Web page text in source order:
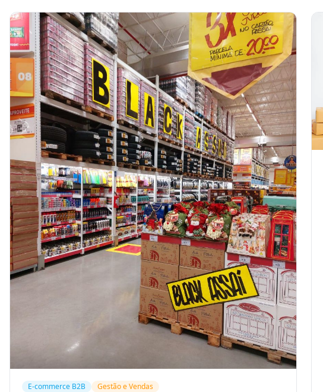
E-commerce B2B Gestão e Vendas